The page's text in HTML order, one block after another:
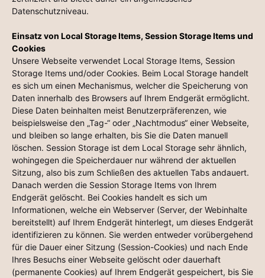
Datenschutzniveau.
Einsatz von Local Storage Items, Session Storage Items und
Cookies
Unsere Webseite verwendet Local Storage Items, Session
Storage Items und/oder Cookies. Beim Local Storage handelt
es sich um einen Mechanismus, welcher die Speicherung von
Daten innerhalb des Browsers auf Ihrem Endgerät ermöglicht.
Diese Daten beinhalten meist Benutzerpräferenzen, wie
beispielsweise den „Tag-“ oder „Nachtmodus“ einer Webseite,
und bleiben so lange erhalten, bis Sie die Daten manuell
löschen. Session Storage ist dem Local Storage sehr ähnlich,
wohingegen die Speicherdauer nur während der aktuellen
Sitzung, also bis zum Schließen des aktuellen Tabs andauert.
Danach werden die Session Storage Items von Ihrem
Endgerät gelöscht. Bei Cookies handelt es sich um
Informationen, welche ein Webserver (Server, der Webinhalte
bereitstellt) auf Ihrem Endgerät hinterlegt, um dieses Endgerät
identifizieren zu können. Sie werden entweder vorübergehend
für die Dauer einer Sitzung (Session-Cookies) und nach Ende
Ihres Besuchs einer Webseite gelöscht oder dauerhaft
(permanente Cookies) auf Ihrem Endgerät gespeichert, bis Sie